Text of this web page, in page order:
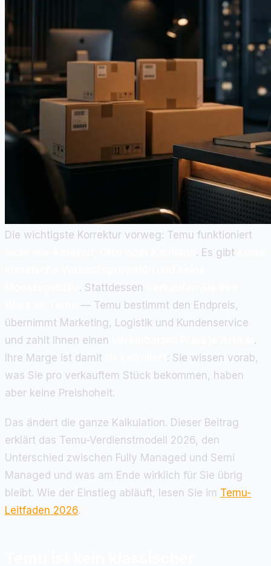
Die wichtigste Korrektur vorweg: Temu funktioniert
. Es gibt
. Stattdessen
— Temu bestimmt den Endpreis,
übernimmt Marketing, Logistik und Kundenservice
und zahlt Ihnen einen
.
Ihre Marge ist damit
: Sie wissen vorab,
was Sie pro verkauftem Stück bekommen, haben
aber keine Preishoheit.
Das ändert die ganze Kalkulation. Dieser Beitrag
erklärt das Temu-Verdienstmodell 2026, den
Unterschied zwischen Fully Managed und Semi
Managed und was am Ende wirklich für Sie übrig
bleibt. Wie der Einstieg abläuft, lesen Sie im Temu-
Leitfaden 2026.